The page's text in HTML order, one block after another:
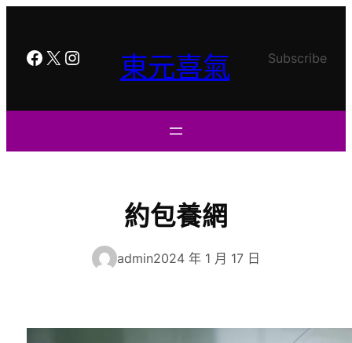
容
Facebook
X Instagram東元喜氣 Subscribe
約包養網
admin2024 年 1 月 17 日